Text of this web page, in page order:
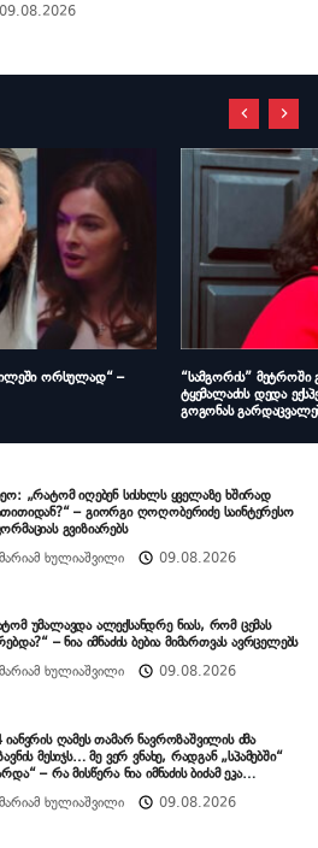
– შსს
09.08.2026
ორსულად“ –
“სამგორის”
ტყემალაძის დედა
გოგონას
„რატომ იღებენ სისხლს ყველაზე ხშირად
– გიორგი ღოღობერიძე საინტერესო
გვიზიარებს
მარიამ ხულიაშვილი
09.08.2026
უმალავდა ალექსანდრე ნიას, რომ ცემას
– ნია იმნაძის ბებია მიმართვას ავრცელებს
მარიამ ხულიაშვილი
09.08.2026
იანვრის ღამეს თამარ ნავროზაშვილის ძმა
მესიჯს… მე ვერ ვნახე, რადგან „სპამებში“
– რა მისწერა ნია იმნაძის ბიძამ ეკა
მარიამ ხულიაშვილი 09.08.2026